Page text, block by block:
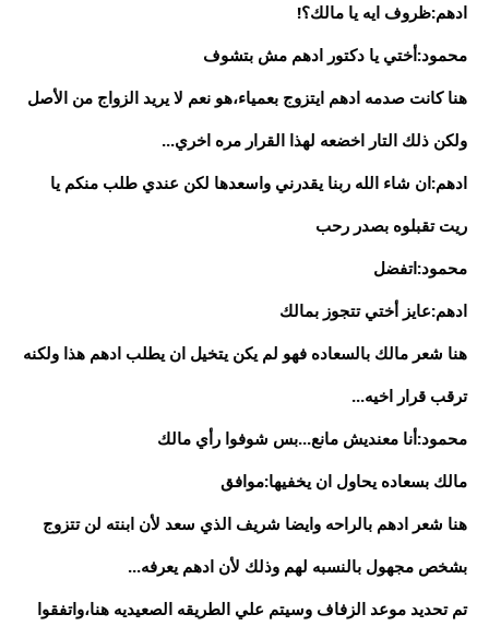
ادهم:ظروف ايه يا مالك؟!
محمود:أختي يا دكتور ادهم مش بتشوف
هنا كانت صدمه ادهم ايتزوج بعمياء،هو نعم لا يريد الزواج من الأصل
ولكن ذلك التار اخضعه لهذا القرار مره اخري...
ادهم:ان شاء الله ربنا يقدرني واسعدها لكن عندي طلب منكم يا
ريت تقبلوه بصدر رحب
محمود:اتفضل
ادهم:عايز أختي تتجوز بمالك
هنا شعر مالك بالسعاده فهو لم يكن يتخيل ان يطلب ادهم هذا ولكنه
ترقب قرار اخيه...
محمود:أنا معنديش مانع...بس شوفوا رأي مالك
مالك بسعاده يحاول ان يخفيها:موافق
هنا شعر ادهم بالراحه وايضا شريف الذي سعد لأن ابنته لن تتزوج
بشخص مجهول بالنسبه لهم وذلك لأن ادهم يعرفه...
تم تحديد موعد الزفاف وسيتم علي الطريقه الصعيديه هنا،واتفقوا